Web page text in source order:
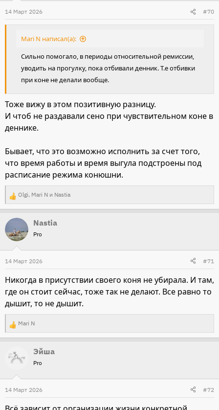
14 Март 2026 #70
Mari N написал(а):
Сильно помогало, в периоды относительной ремиссии,
уводить на прогулку, пока отбивали денник. Т.е отбивки
при коне не делали вообще.
Тоже вижу в этом позитивную разницу.
И чтоб не раздавали сено при чувствительном коне в
деннике.
Бывает, что это возможно исполнить за счет того,
что время работы и время выгула подстроены под
расписание режима конюшни.
Р
е
а
к
и
и
:
Olgi, Mari N и Nastia
Nastia
Pro
14 Март 2026 #71
Никогда в присутствии своего коня не убирала. И там,
где он стоит сейчас, тоже так не делают. Все равно то
дышит, то не дышит.
Р
е
а
к
и
и
Mari N
Эйша
Pro
14 Март 2026 #72